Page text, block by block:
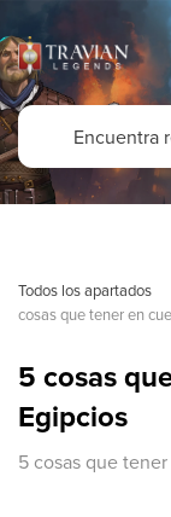
Todos los apartados
cosas que tener en
5 cosas
Egipcios
5 cosas que